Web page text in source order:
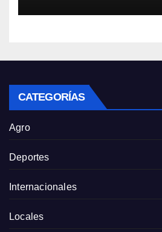
CATEGORÍAS
Agro
Deportes
Internacionales
Locales